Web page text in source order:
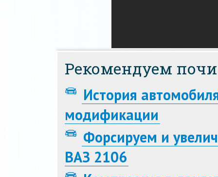
Рекомендуем
История
модификации
Форсируем и
ВАЗ 2106